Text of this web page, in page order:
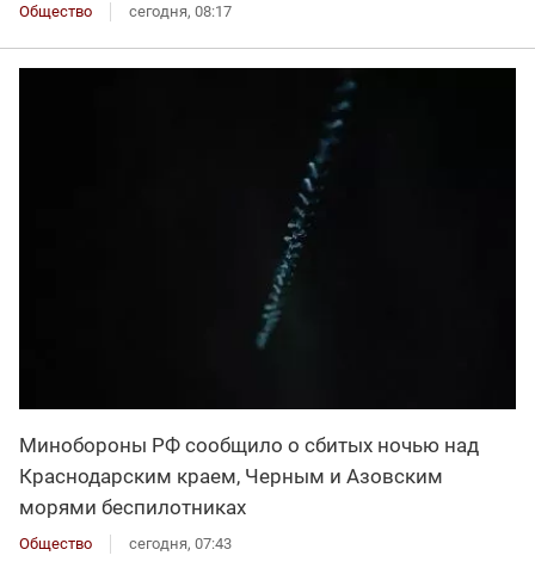
Общество сегодня, 08:17
Минобороны РФ сообщило о сбитых ночью над
Краснодарским краем, Черным и Азовским
морями беспилотниках
Общество сегодня, 07:43